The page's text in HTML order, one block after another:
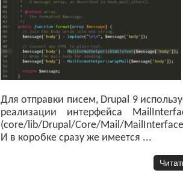
Для отправки писем, Drupal 9
реализации интерфейса
(core/lib/Drupal/Core/Mail/
И в коробке сразу же имеется ...